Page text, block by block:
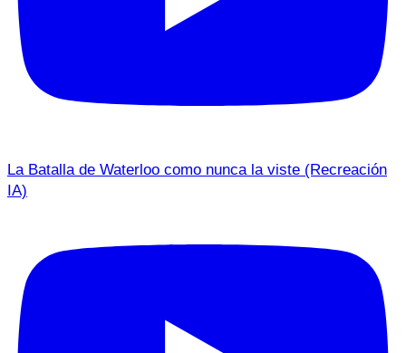
La Batalla de Waterloo como nunca la viste (Recreación
IA)